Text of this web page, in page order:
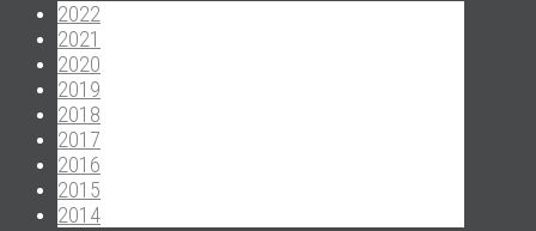
2022
2021
2020
2019
2018
2017
2016
2015
2014